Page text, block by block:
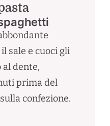
sale e cuoci gli
dente,
prima del
confezione.